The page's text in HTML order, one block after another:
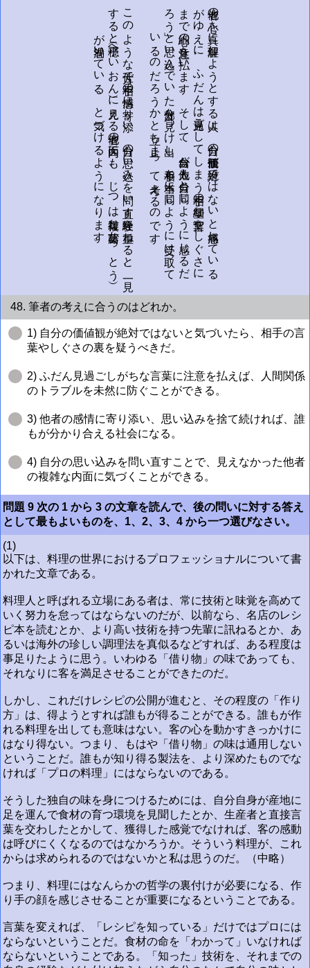
他者の心
を真
に理解 し
よ
う
と
す
る人
は
、自分
の価値観
が絶対
で
は
な
い
と痛感
し
て
い
る
が
ゆ
え に
、
ふ
だ
ん
は見過
ご
し
て
し
ま
う相手
の些細
な言葉
や
し
ぐ
さ
に
ま
で細心
の注意 を払
い
ま
す
。
そ
し
て
、自分
が「他人
も自分
と同
じ
よ
う
に感
じ
る
だ
ろ
う
」と 思い
込ん
で
い
た
部分を
見つ
け
出し
、
相手も
本当に
同じ
よ
う
に
受け
取っ
て
い る
の
だ
ろ
う
か
と
立ち
止ま
っ
て
考え
る
の
で
す
。
こ
の
よう
な仕方
で相手
の感情
に寄
り添
い
、自分
の思
い込
み
を問
い直
す経験
を重
ね
る
と
、一
見す
る
と平穏（へ
い
お
ん
）に
見え
る
他者の
内面に
も
、
じ
つ
は
複雑な
葛藤（か
っ
と
う）
が渦巻い
て
い
る
、
と気
づ
け
る
よ
う
に
な
り
ま
す
。
48. 筆者の考えに合うのはどれか。
1) 自分の価値観が絶対ではないと気づいたら、相手の言
葉やしぐさの裏を疑うべきだ。
2) ふだん見過ごしがちな言葉に注意を払えば、人間関係
のトラブルを未然に防ぐことができる。
3) 他者の感情に寄り添い、思い込みを捨て続ければ、誰
もが分かり合える社会になる。
4) 自分の思い込みを問い直すことで、見えなかった他者
の複雑な内面に気づくことができる。
問題 9 次の 1 から 3 の文章を読んで、後の問いに対する答え
として最もよいものを、1、2、3、4 から一つ選びなさい。
(1)
以下は、料理の世界におけるプロフェッショナルについて書
かれた文章である。
料理人と呼ばれる立場にある者は、常に技術と味覚を高めて
いく努力を怠ってはならないのだが、以前なら、名店のレシ
ピ本を読むとか、より高い技術を持つ先輩に訊ねるとか、あ
るいは海外の珍しい調理法を真似るなどすれば、ある程度は
事足りたように思う。いわゆる「借り物」の味であっても、
それなりに客を満足させることができたのだ。
しかし、これだけレシピの公開が進むと、その程度の「作り
方」は、得ようとすれば誰もが得ることができる。誰もが作
れる料理を出しても意味はない。客の心を動かすきっかけに
はなり得ない。つまり、もはや「借り物」の味は通用しない
ということだ。誰もが知り得る製法を、より深めたものでな
ければ「プロの料理」にはならないのである。
そうした独自の味を身につけるためには、自分自身が産地に
足を運んで食材の育つ環境を見聞したとか、生産者と直接言
葉を交わしたとかして、獲得した感覚でなければ、客の感動
は呼びにくくなるのではなかろうか。そういう料理が、これ
からは求められるのではないかと私は思うのだ。（中略）
つまり、料理にはなんらかの哲学の裏付けが必要になる、作
り手の顔を感じさせることが重要になるということである。
言葉を変えれば、「レシピを知っている」だけではプロには
ならないということだ。食材の命を「わかって」いなければ
ならないということである。「知った」技術を、それまでの